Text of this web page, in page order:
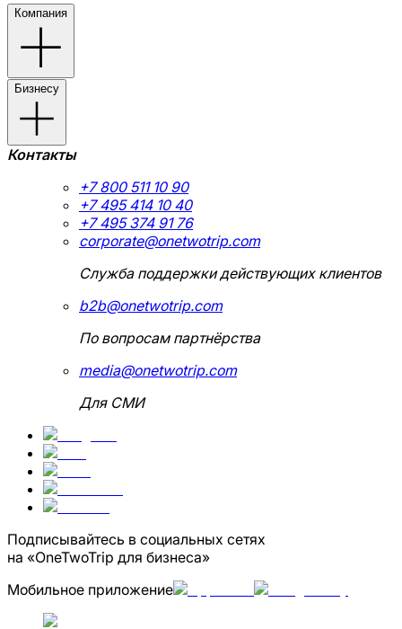
Компания
Бизнесу
Контакты
+7 800 511 10 90
+7 495 414 10 40
+7 495 374 91 76
corporate@onetwotrip.com
Служба поддержки действующих клиентов
b2b@onetwotrip.com
По вопросам партнёрства
media@onetwotrip.com
Для СМИ
Подписывайтесь в социальных сетях
на «OneTwoTrip для бизнеса»
Мобильное приложение